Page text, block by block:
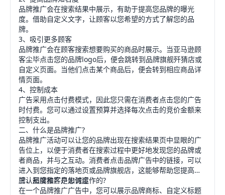
品牌推广会在搜索结果中展示，有助于提高您品牌的曝光
度。借助自定义文字，让顾客以您希望的方式了解您的品
牌。
3、吸引更多顾客
品牌推广会在顾客搜索想要购买的商品时展示。当亚马逊顾
客尘毕点击您的品牌logo后，便会跳转到品牌旗舰歼猜店或
自定义页面。当他们点击某个商品后，便会转到相应商品详
情页面。
4、控制成本
广告采用点击付费模式，因此您只需在消费者点击您的广告
时付费。您可以通过设置预算并选择每次点击的竞价金额来
控制支出。
二、什么是品牌推广?
品牌推广活动可以让您的品牌出现在搜索结果页中显眼的广
告位上，以便于消费者在搜索过程中更好地发现您的品牌或
者商品，并与之互动。消费者点击品牌广告中的链接，可以
进入到您指定的落地页或品牌旗舰店，这能够帮助您提高品
牌认知度和客户忠诚度
三、品牌推广是如何运作的?
在一个品牌推广广告中，您可以展示品牌商标、自定义标题